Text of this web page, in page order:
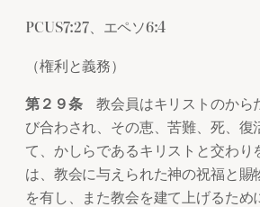
PCUS7:27、エペソ6:4
（権利と義務）
第２９条教会員はキリストのから
び合わされ、その恵、苦難、死、復
て、かしらであるキリストと交わり
は、教会に与えられた神の祝福と賜
を有し、また教会を建て上げるため